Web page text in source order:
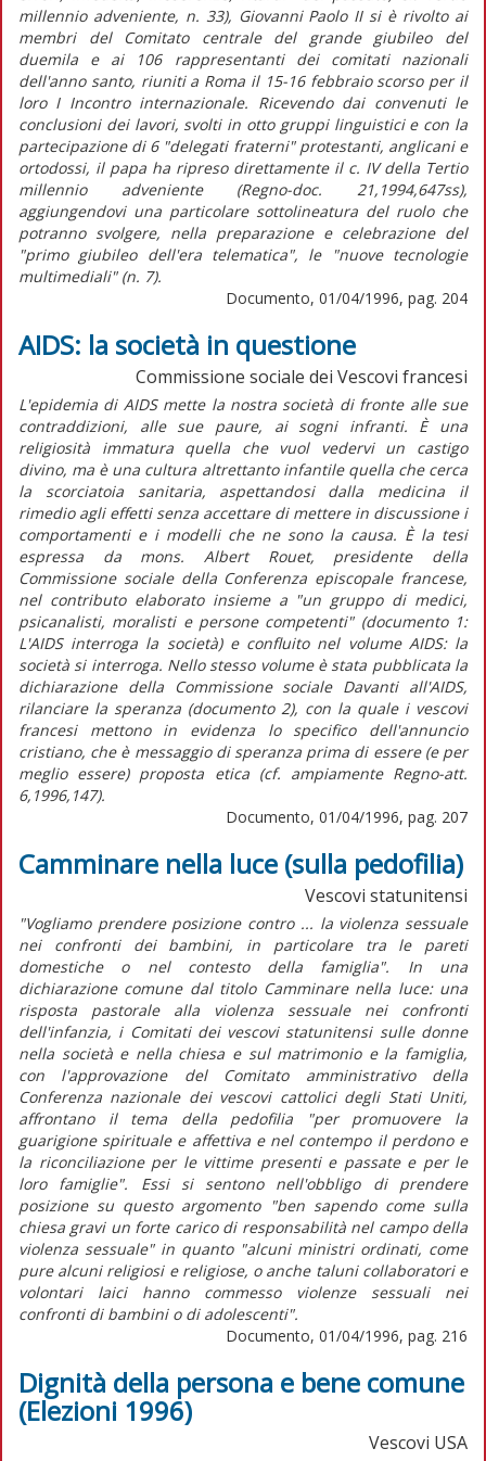
millennio adveniente, n. 33), Giovanni Paolo II si è rivolto ai
membri del Comitato centrale del grande giubileo del
duemila e ai 106 rappresentanti dei comitati nazionali
dell'anno santo, riuniti a Roma il 15-16 febbraio scorso per il
loro I Incontro internazionale. Ricevendo dai convenuti le
conclusioni dei lavori, svolti in otto gruppi linguistici e con la
partecipazione di 6 "delegati fraterni" protestanti, anglicani e
ortodossi, il papa ha ripreso direttamente il c. IV della Tertio
millennio adveniente (Regno-doc. 21,1994,647ss),
aggiungendovi una particolare sottolineatura del ruolo che
potranno svolgere, nella preparazione e celebrazione del
"primo giubileo dell'era telematica", le "nuove tecnologie
multimediali" (n. 7).
Documento, 01/04/1996, pag. 204
AIDS: la società in questione
Commissione sociale dei Vescovi francesi
L'epidemia di AIDS mette la nostra società di fronte alle sue
contraddizioni, alle sue paure, ai sogni infranti. È una
religiosità immatura quella che vuol vedervi un castigo
divino, ma è una cultura altrettanto infantile quella che cerca
la scorciatoia sanitaria, aspettandosi dalla medicina il
rimedio agli effetti senza accettare di mettere in discussione i
comportamenti e i modelli che ne sono la causa. È la tesi
espressa da mons. Albert Rouet, presidente della
Commissione sociale della Conferenza episcopale francese,
nel contributo elaborato insieme a "un gruppo di medici,
psicanalisti, moralisti e persone competenti" (documento 1:
L'AIDS interroga la società) e confluito nel volume AIDS: la
società si interroga. Nello stesso volume è stata pubblicata la
dichiarazione della Commissione sociale Davanti all'AIDS,
rilanciare la speranza (documento 2), con la quale i vescovi
francesi mettono in evidenza lo specifico dell'annuncio
cristiano, che è messaggio di speranza prima di essere (e per
meglio essere) proposta etica (cf. ampiamente Regno-att.
6,1996,147).
Documento, 01/04/1996, pag. 207
Camminare nella luce (sulla pedofilia)
Vescovi statunitensi
"Vogliamo prendere posizione contro ... la violenza sessuale
nei confronti dei bambini, in particolare tra le pareti
domestiche o nel contesto della famiglia". In una
dichiarazione comune dal titolo Camminare nella luce: una
risposta pastorale alla violenza sessuale nei confronti
dell'infanzia, i Comitati dei vescovi statunitensi sulle donne
nella società e nella chiesa e sul matrimonio e la famiglia,
con l'approvazione del Comitato amministrativo della
Conferenza nazionale dei vescovi cattolici degli Stati Uniti,
affrontano il tema della pedofilia "per promuovere la
guarigione spirituale e affettiva e nel contempo il perdono e
la riconciliazione per le vittime presenti e passate e per le
loro famiglie". Essi si sentono nell'obbligo di prendere
posizione su questo argomento "ben sapendo come sulla
chiesa gravi un forte carico di responsabilità nel campo della
violenza sessuale" in quanto "alcuni ministri ordinati, come
pure alcuni religiosi e religiose, o anche taluni collaboratori e
volontari laici hanno commesso violenze sessuali nei
confronti di bambini o di adolescenti".
Documento, 01/04/1996, pag. 216
Dignità della persona e bene comune
(Elezioni 1996)
Vescovi USA